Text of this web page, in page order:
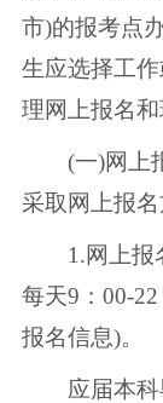
市)的报考点
生应选择工
理网上报名和
(一)网上报
采取网上报名
1.网上报名
每天9：00-
报名信息)。
应届本科毕